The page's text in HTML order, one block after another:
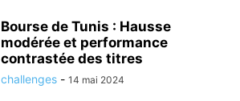
Bourse de Tunis : Hausse
modérée et performance
contrastée des titres
challenges - 14 mai 2024